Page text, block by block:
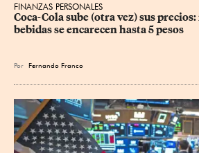
FINANZAS PERSONALES
Coca-Cola sube (otra vez) sus
bebidas se encarecen hasta 5 pesos
Por Fernando Franco